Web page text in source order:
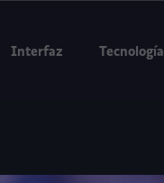
Interfaz Tecnología